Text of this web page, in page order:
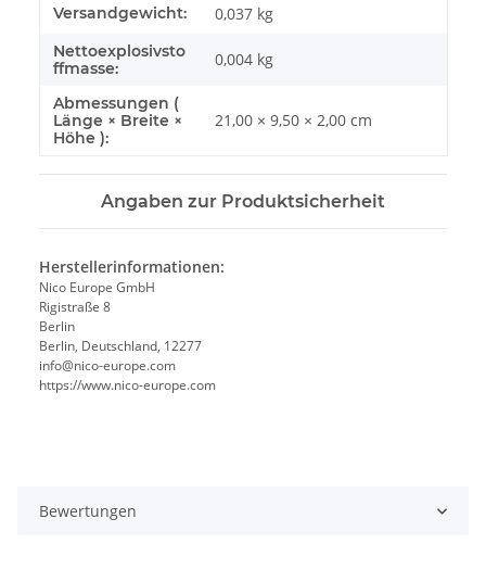
Produkteigenschaft
Wert
Versandgewicht: 0,037 kg
Nettoexplosivsto
ffmasse:
0,004 kg
Abmessungen (
Länge × Breite ×
Höhe ):
21,00 × 9,50 × 2,00 cm
Angaben zur Produktsicherheit
Herstellerinformationen:
Nico Europe GmbH
Rigistraße 8
Berlin
Berlin, Deutschland, 12277
info@nico-europe.com
https://www.nico-europe.com
Bewertungen